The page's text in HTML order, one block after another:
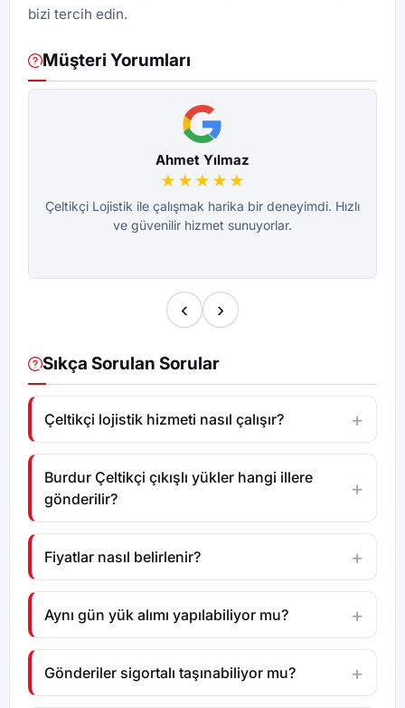
bizi tercih edin.
Müşteri Yorumları
Ahmet Yılmaz
★★★★★
Çeltikçi Lojistik ile çalışmak harika bir deneyimdi. Hızlı
ve güvenilir hizmet sunuyorlar.
‹ ›
Sıkça Sorulan Sorular
Çeltikçi lojistik hizmeti nasıl çalışır?
Burdur Çeltikçi çıkışlı yükler hangi illere
gönderilir?
Fiyatlar nasıl belirlenir?
Aynı gün yük alımı yapılabiliyor mu?
Gönderiler sigortalı taşınabiliyor mu?